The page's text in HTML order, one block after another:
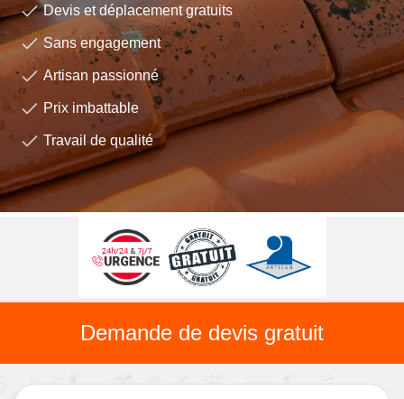
Devis et déplacement gratuits
Sans engagement
Artisan passionné
Prix imbattable
Travail de qualité
Demande de devis gratuit